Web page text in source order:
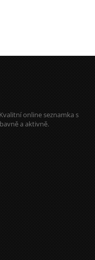
online seznamka s
a aktivně.